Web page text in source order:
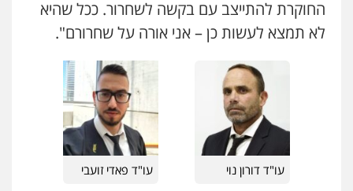
החוקרת להתייצב עם בקשה לשחרור. ככל שהיא
לא תמצא לעשות כן – אני אורה על שחרורם".
עו"ד דורון נוי עו"ד פאדי זועבי
עו"ד אבי כהן
פלילי פשיעה חמורה קטינים אלימות
עבירות מין
0523647066
ויקי שמואל – משרד עו"ד
פלילי
0528959600